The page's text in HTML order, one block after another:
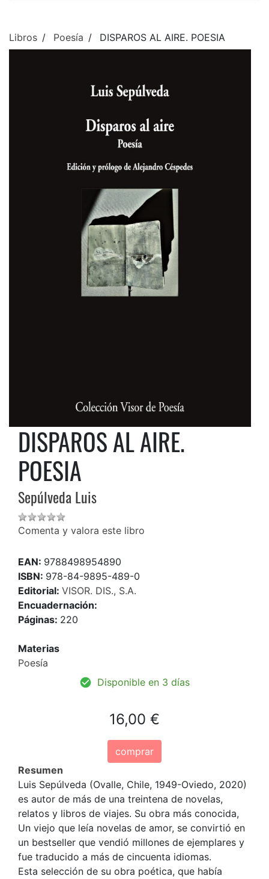
Libros Poesía DISPAROS AL AIRE. POESIA
DISPAROS AL AIRE.
POESIA
Sepúlveda Luis
Comenta y valora este libro
EAN: 9788498954890
ISBN: 978-84-9895-489-0
Editorial: VISOR. DIS., S.A.
Encuadernación:
Páginas: 220
Materias
Poesía
Disponible en 3 días
16,00 €
comprar
Resumen
Luis Sepúlveda (Ovalle, Chile, 1949-Oviedo, 2020)
es autor de más de una treintena de novelas,
relatos y libros de viajes. Su obra más conocida,
Un viejo que leía novelas de amor, se convirtió en
un bestseller que vendió millones de ejemplares y
fue traducido a más de cincuenta idiomas.
Esta selección de su obra poética, que había